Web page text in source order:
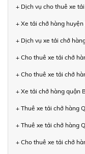
+ Dịch vụ cho thuê xe
+ Xe tải chở hàng
+ Dịch vụ xe tải chở
+ Cho thuê xe tải chở
+ Cho thuê xe tải chở
+ Xe tải chở hàng quận
+ Thuê xe tải chở hàng
+ Thuê xe tải chở hàng
+ Cho thuê xe tải chở